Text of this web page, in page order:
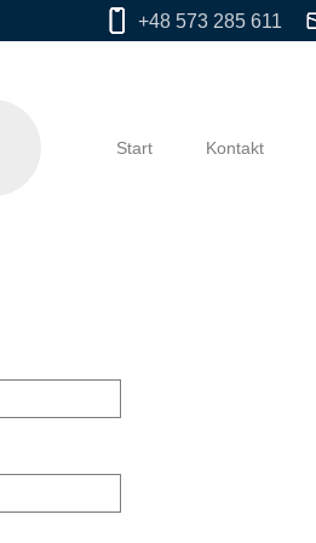
+48 573 285 611
Start Kontakt